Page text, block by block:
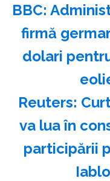
BBC:
firmă
dolari
Reuters:
va lua în
participării